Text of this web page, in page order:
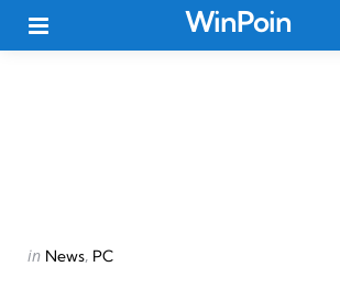
WinPoin
Categories
Posted
in News PC